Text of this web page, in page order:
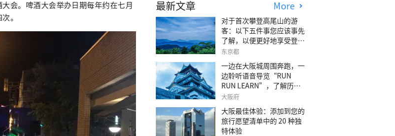
会。啤酒大会举办日期每年约在七月
。
最新文章 More
对于首次攀登高尾山的游
客：以下五件事您应该事先
了解，以便更好地享受登山
之旅。
东京都
一边在大阪城周围奔跑，一
边聆听语音导览“RUN
RUN LEARN”，了解历
史。
大阪府
大阪最佳体验：添加到您的
旅行愿望清单中的 20 种独
特体验